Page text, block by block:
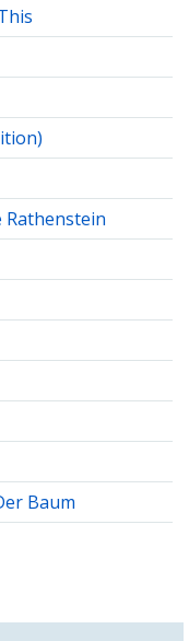
Rathenstein
Baum